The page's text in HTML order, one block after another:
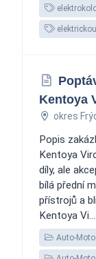
Kentoya
okres
Popis
Kentoya
díly, ale
bílá přední
přístrojů a
Kentoya Vi...
Auto-Moto